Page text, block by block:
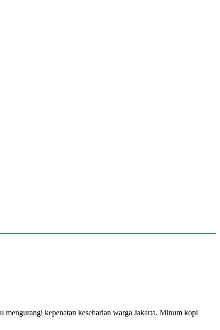
kepenatan keseharian warga Jakarta. Minum kopi